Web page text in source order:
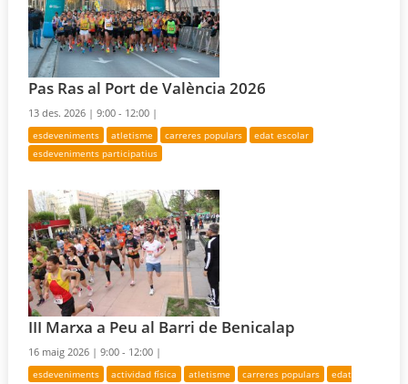
Pas Ras al Port de València 2026
13 des. 2026 |9:00 - 12:00 |
esdeveniments atletisme carreres populars
edat escolar
esdeveniments participatius
III Marxa a Peu al Barri de Benicalap
16 maig 2026 |9:00 - 12:00 |
esdeveniments actividad física atletisme carreres populars
edat